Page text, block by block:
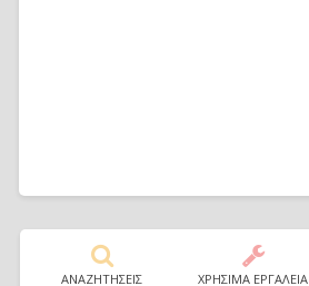
ΑΝΑΖΗΤΗΣΕΙΣ ΧΡΗΣΙΜΑ ΕΡΓΑΛΕΙΑ